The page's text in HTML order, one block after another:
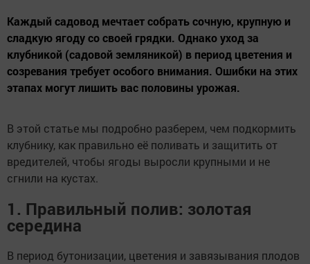
Каждый садовод мечтает собрать сочную, крупную и
сладкую ягоду со своей грядки. Однако уход за
клубникой (садовой земляникой) в период цветения и
созревания требует особого внимания. Ошибки на этих
этапах могут лишить вас половины урожая.
В этой статье мы подробно разберем, чем подкормить
клубнику, как правильно её поливать и защитить от
вредителей, чтобы ягоды выросли крупными и не
сгнили на кустах.
1. Правильный полив: золотая
середина
В период бутонизации, цветения и завязывания плодов